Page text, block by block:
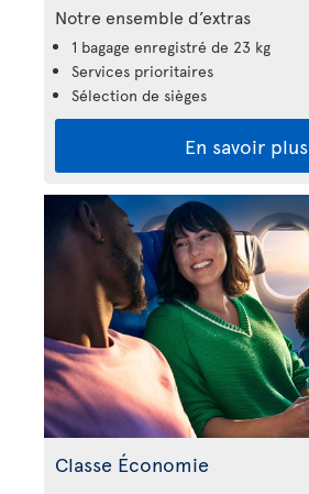
Notre ensemble d’extras
1 bagage enregistré de 23 kg
Services prioritaires
Sélection de sièges
En savoir plus
Classe Économie